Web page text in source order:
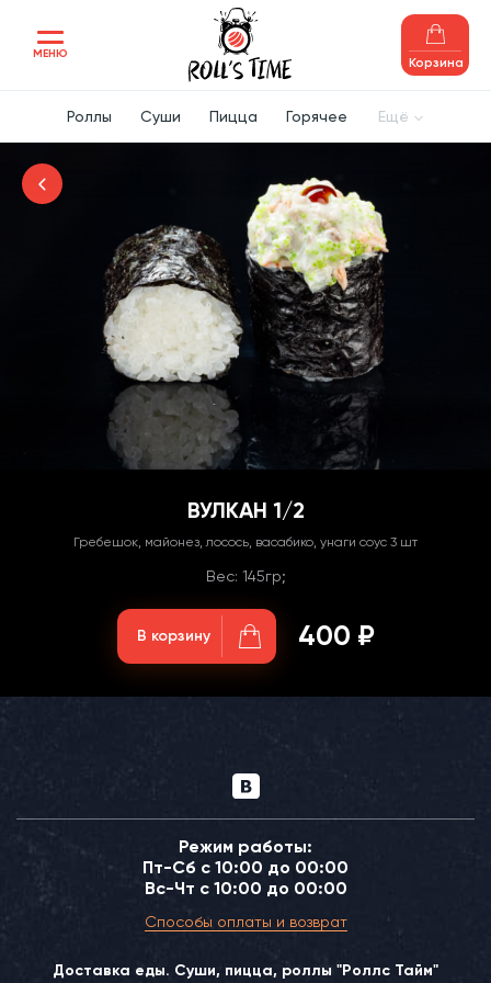
МЕНЮ
Корзина
Роллы Суши Пицца Горячее Ещё
ВУЛКАН 1/2
Гребешок, майонез, лосось, васабико, унаги соус 3 шт
Вес: 145гр;
В корзину 400 ₽
Доставка еды. Суши, пицца, роллы "Роллс Тайм"
Режим работы:
Пт-Сб с 10:00 до 00:00
Вс-Чт с 10:00 до 00:00
Способы оплаты и возврат